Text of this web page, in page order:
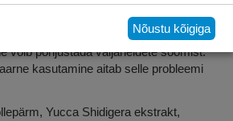
koostisosi:
vitamiine,
probiootikume ja taimseid
võib põhjustada väljaheidete söömist.
kasutamine aitab selle probleemi
Yucca Shidigera ekstrakt,
Nõustu kõigiga